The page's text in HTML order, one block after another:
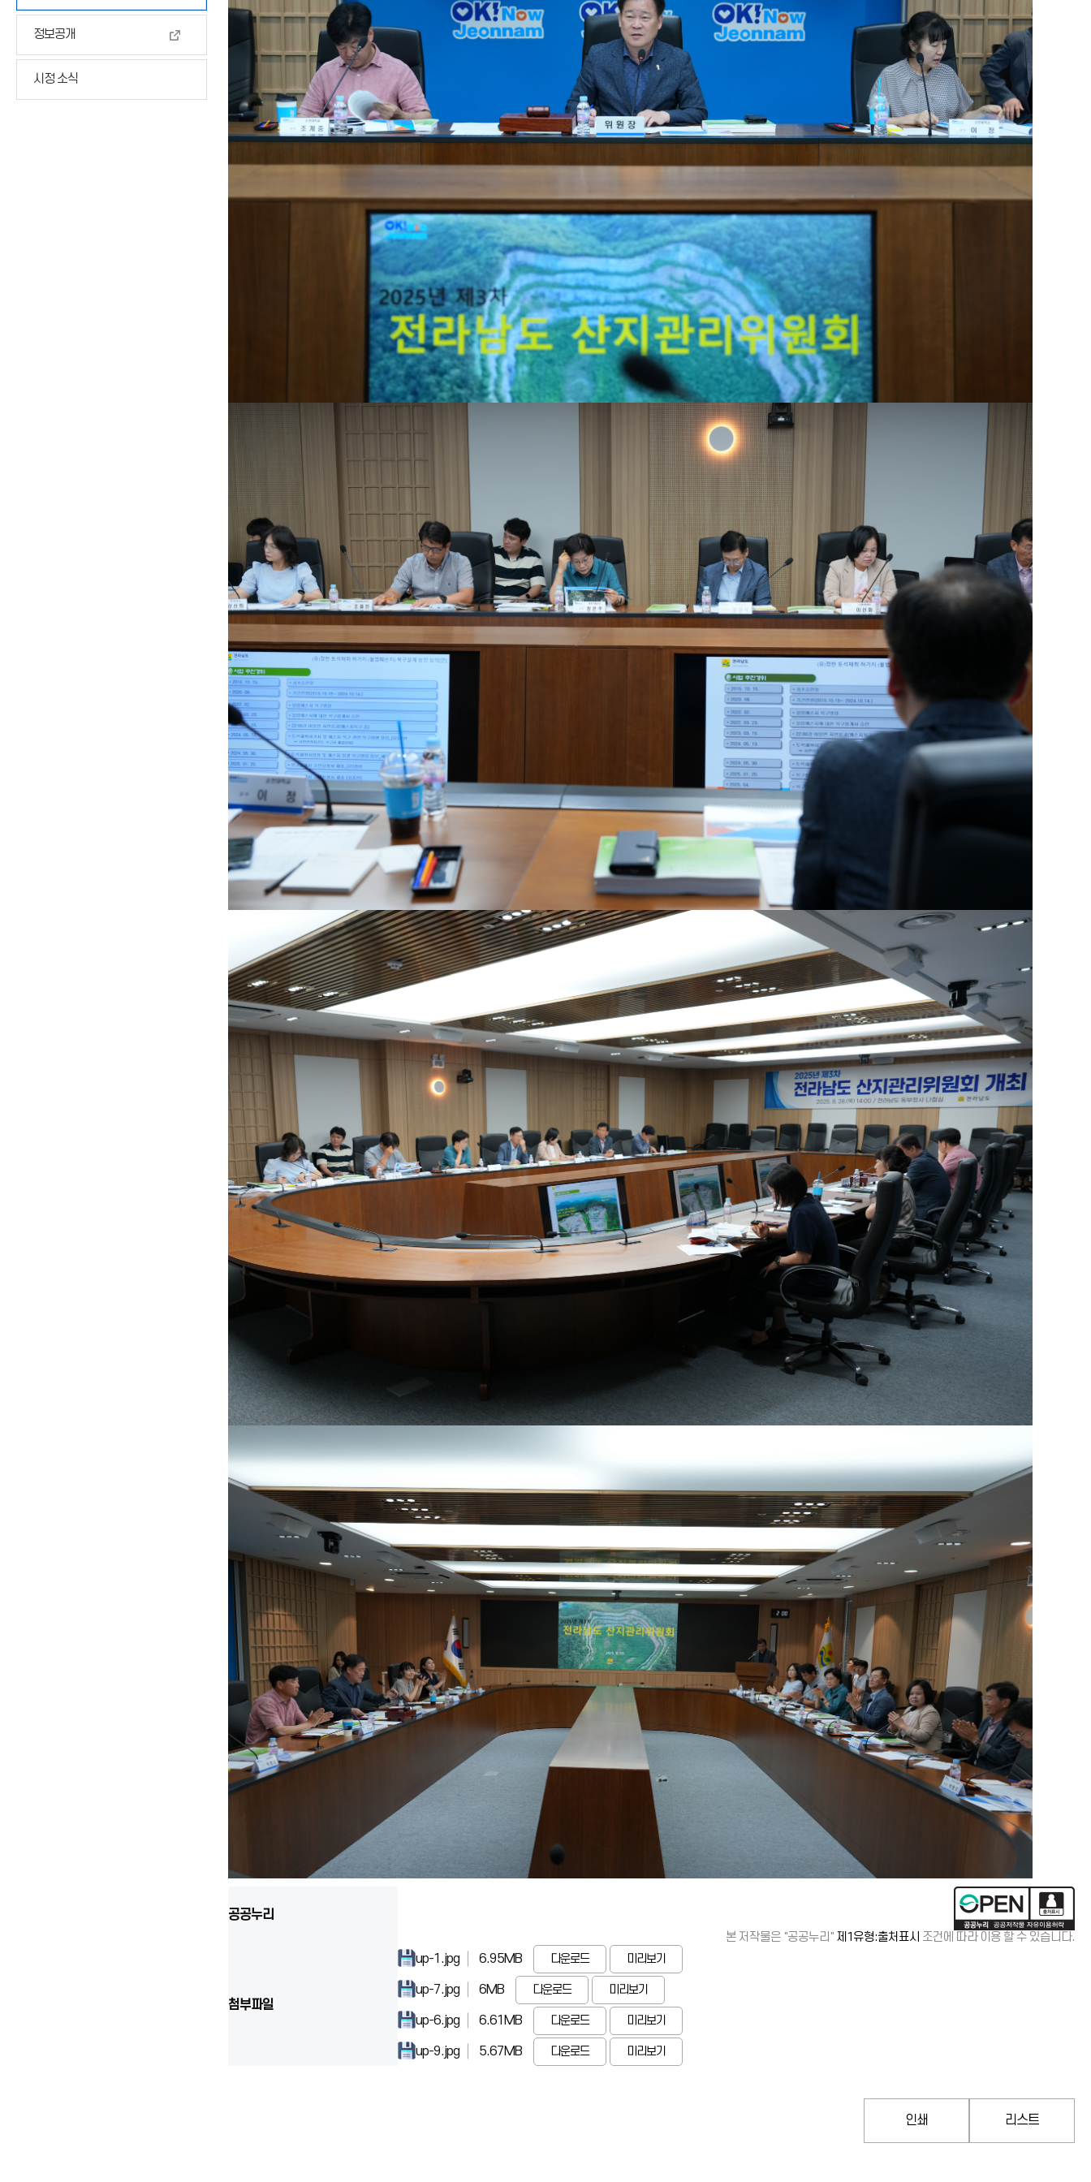
정보공개
시정 소식
공공누리
본 저작물은 "공공누리" 제1유형:출처표시 조건에 따라 이용 할 수 있습니다.
첨부파일
up-1.jpg 6.95MB 다운로드 미리보기
up-7.jpg 6MB 다운로드 미리보기
up-6.jpg 6.61MB 다운로드 미리보기
up-9.jpg 5.67MB 다운로드 미리보기
인쇄 리스트